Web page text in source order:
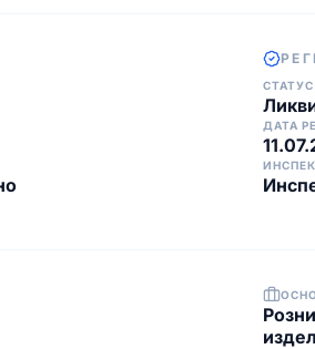
СТАТУС
ДАТА